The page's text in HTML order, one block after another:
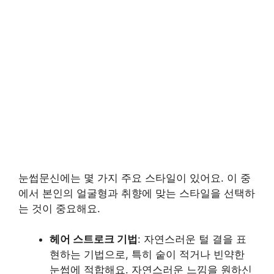
눈썹문신에는 몇 가지 주요 스타일이 있어요. 이 중
에서 본인의 얼굴형과 취향에 맞는 스타일을 선택하
는 것이 중요해요.
헤어 스트로크 기법 : 자연스러운 털 결을 표
현하는 기법으로, 특히 숱이 적거나 빈약한
눈썹에 적합해요. 자연스러운 느낌을 원하신